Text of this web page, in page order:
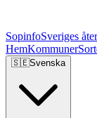
SopinfoSveriges
HemKommuner
🇸🇪Svenska